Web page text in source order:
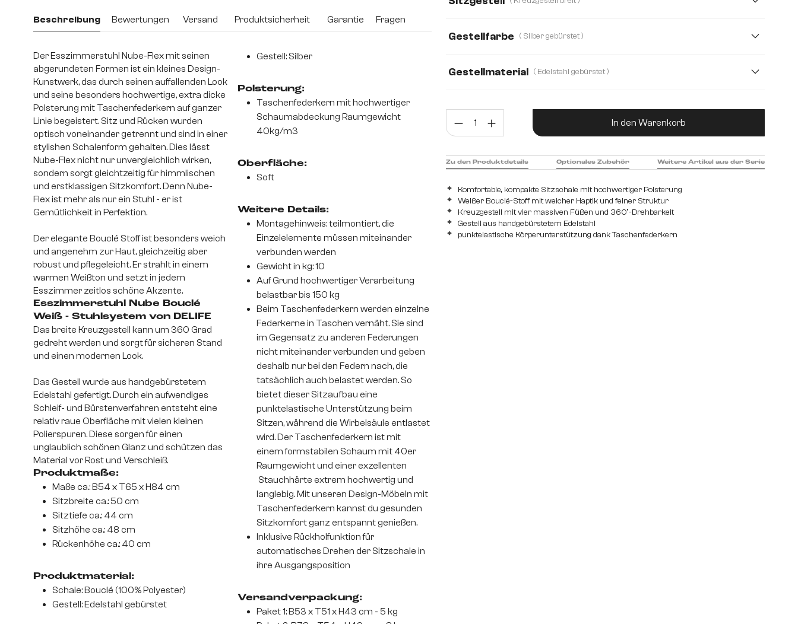
Gestellfarbe ( Silber gebürstet )
Gestellmaterial ( Edelstahl gebürstet )
Produkt Anzahl: Gib den gewünschten Wert
In den Warenkorb
Komfortable, kompakte Sitzschale mit hochwertiger Polsterung
Weißer Bouclé-Stoff mit weicher Haptik und feiner Struktur
Kreuzgestell mit vier massiven Füßen und 360°-Drehbarkeit
Gestell aus handgebürstetem Edelstahl
punktelastische Körperunterstützung dank Taschenfederkern
Zu den Produktdetails Optionales Zubehör Weitere Artikel aus der Serie
Beschreibung Bewertungen Versand Produktsicherheit Garantie Fragen
Der Esszimmerstuhl Nube-Flex mit seinen
abgerundeten Formen ist ein kleines Design-
Kunstwerk, das durch seinen auffallenden Look
und seine besonders hochwertige, extra dicke
Polsterung mit Taschenfederkern auf ganzer
Linie begeistert. Sitz und Rücken wurden
optisch voneinander getrennt und sind in einer
stylishen Schalenform gehalten. Dies lässt
Nube-Flex nicht nur unvergleichlich wirken,
sondern sorgt gleichtzeitig für himmlischen
und erstklassigen Sitzkomfort. Denn Nube-
Flex ist mehr als nur ein Stuhl - er ist
Gemütlichkeit in Perfektion.
Der elegante Bouclé Stoff ist besonders weich
und angenehm zur Haut, gleichzeitig aber
robust und pflegeleicht. Er strahlt in einem
warmen Weißton und setzt in jedem
Esszimmer zeitlos schöne Akzente.
Esszimmerstuhl Nube Bouclé
Weiß - Stuhlsystem von DELIFE
Das breite Kreuzgestell kann um 360 Grad
gedreht werden und sorgt für sicheren Stand
und einen modernen Look.
Das Gestell wurde aus handgebürstetem
Edelstahl gefertigt. Durch ein aufwendiges
Schleif- und Bürstenverfahren entsteht eine
relativ raue Oberfläche mit vielen kleinen
Polierspuren. Diese sorgen für einen
unglaublich schönen Glanz und schützen das
Material vor Rost und Verschleiß.
Produktmaße:
Maße ca.: B54 x T65 x H84 cm
Sitzbreite ca.: 50 cm
Sitztiefe ca.: 44 cm
Sitzhöhe ca.: 48 cm
Rückenhöhe ca.: 40 cm
Produktmaterial:
Schale: Bouclé (100% Polyester)
Gestell: Edelstahl gebürstet
Gestell: Silber
Polsterung:
Taschenfederkern mit hochwertiger
Schaumabdeckung Raumgewicht
40kg/m3
Oberfläche:
Soft
Weitere Details:
Montagehinweis: teilmontiert, die
Einzelelemente müssen miteinander
verbunden werden
Gewicht in kg: 10
Auf Grund hochwertiger Verarbeitung
belastbar bis 150 kg
Beim Taschenfederkern werden einzelne
Federkerne in Taschen vernäht. Sie sind
im Gegensatz zu anderen Federungen
nicht miteinander verbunden und geben
deshalb nur bei den Federn nach, die
tatsächlich auch belastet werden. So
bietet dieser Sitzaufbau eine
punktelastische Unterstützung beim
Sitzen, während die Wirbelsäule entlastet
wird. Der Taschenfederkern ist mit
einem formstabilen Schaum mit 40er
Raumgewicht und einer exzellenten
Stauchhärte extrem hochwertig und
langlebig. Mit unseren Design-Möbeln mit
Taschenfederkern kannst du gesunden
Sitzkomfort ganz entspannt genießen.
Inklusive Rückholfunktion für
automatisches Drehen der Sitzschale in
ihre Ausgangsposition
Versandverpackung:
Paket 1: B53 x T51 x H43 cm - 5 kg